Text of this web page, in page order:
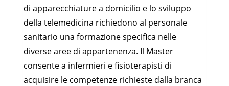
di apparecchiature a domicilio e lo sviluppo
della telemedicina richiedono al personale
sanitario una formazione specifica nelle
diverse aree di appartenenza. Il Master
consente a infermieri e fisioterapisti di
acquisire le competenze richieste dalla branca